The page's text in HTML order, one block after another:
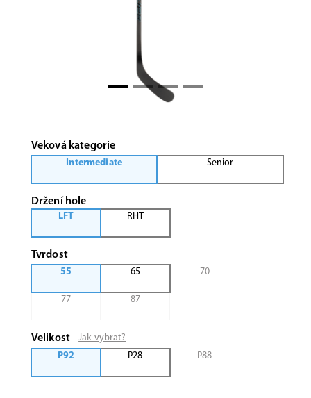
Veková kategorie
Intermediate Senior
Držení hole
LFT RHT
Tvrdost
55 65 70
77 87
Velikost
Jak vybrat?
P92
P28 P88